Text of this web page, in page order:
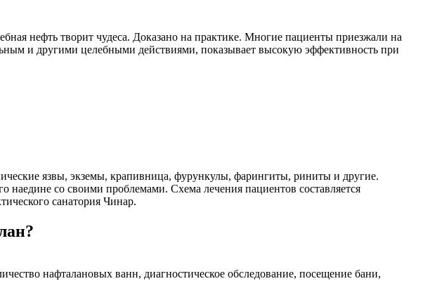
нефть творит чудеса. Доказано на практике. Многие пациенты приезжали на
и другими целебными действиями, показывает высокую эффективность при
язвы, экземы, крапивница, фурункулы, фарингиты, риниты и другие.
со своими проблемами. Схема лечения пациентов составляется
санатория Чинар.
нафталановых ванн, диагностическое обследование, посещение бани,